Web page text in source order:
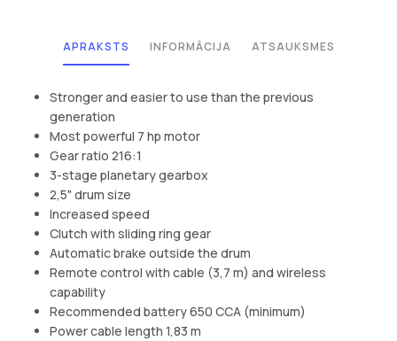
APRAKSTS INFORMĀCIJA ATSAUKSMES
Stronger and easier to use than the previous
generation
Most powerful 7 hp motor
Gear ratio 216:1
3-stage planetary gearbox
2,5" drum size
Increased speed
Clutch with sliding ring gear
Automatic brake outside the drum
Remote control with cable (3,7 m) and wireless
capability
Recommended battery 650 CCA (minimum)
Power cable length 1,83 m